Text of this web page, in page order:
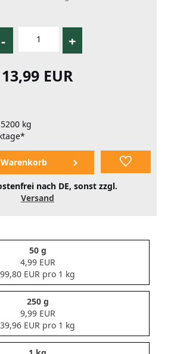
- +
13,99 EUR
kg
nach DE, sonst zzgl.
Versand
50 g
4,99 EUR
99,80 EUR pro 1 kg
250 g
9,99 EUR
39,96 EUR pro 1 kg